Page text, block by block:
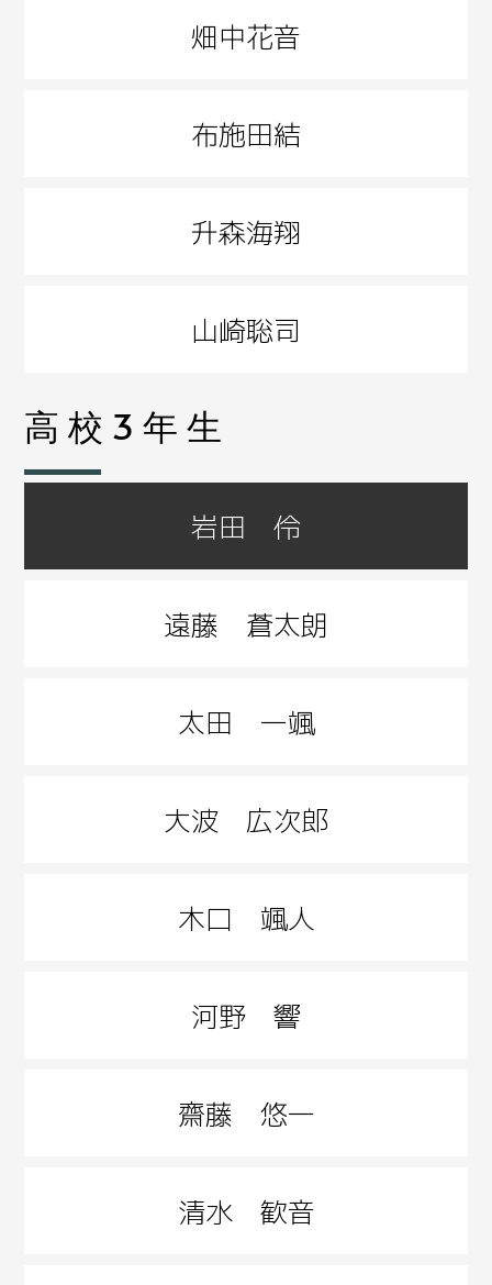
畑中花音
布施田結
升森海翔
山崎聡司
高校3年生
岩田 伶
遠藤 蒼太朗
太田 一颯
大波 広次郎
木口 颯人
河野 響
齋藤 悠一
清水 歓音